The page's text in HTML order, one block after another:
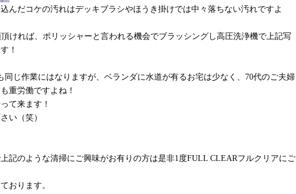
んだコケの汚れはデッキブラシやほうき掛けでは中々落ちない汚れですよ
ければ、ポリッシャーと言われる機会でブラッシングし高圧洗浄機で上記写
！
同じ作業にはなりますが、ベランダに水道が有るお宅は少なく、70代のご夫婦
重労働ですよね！
て来ます！
い（笑）
記のような清掃にご興味がお有りの方は是非1度FULL CLEARフルクリアにご
おります。